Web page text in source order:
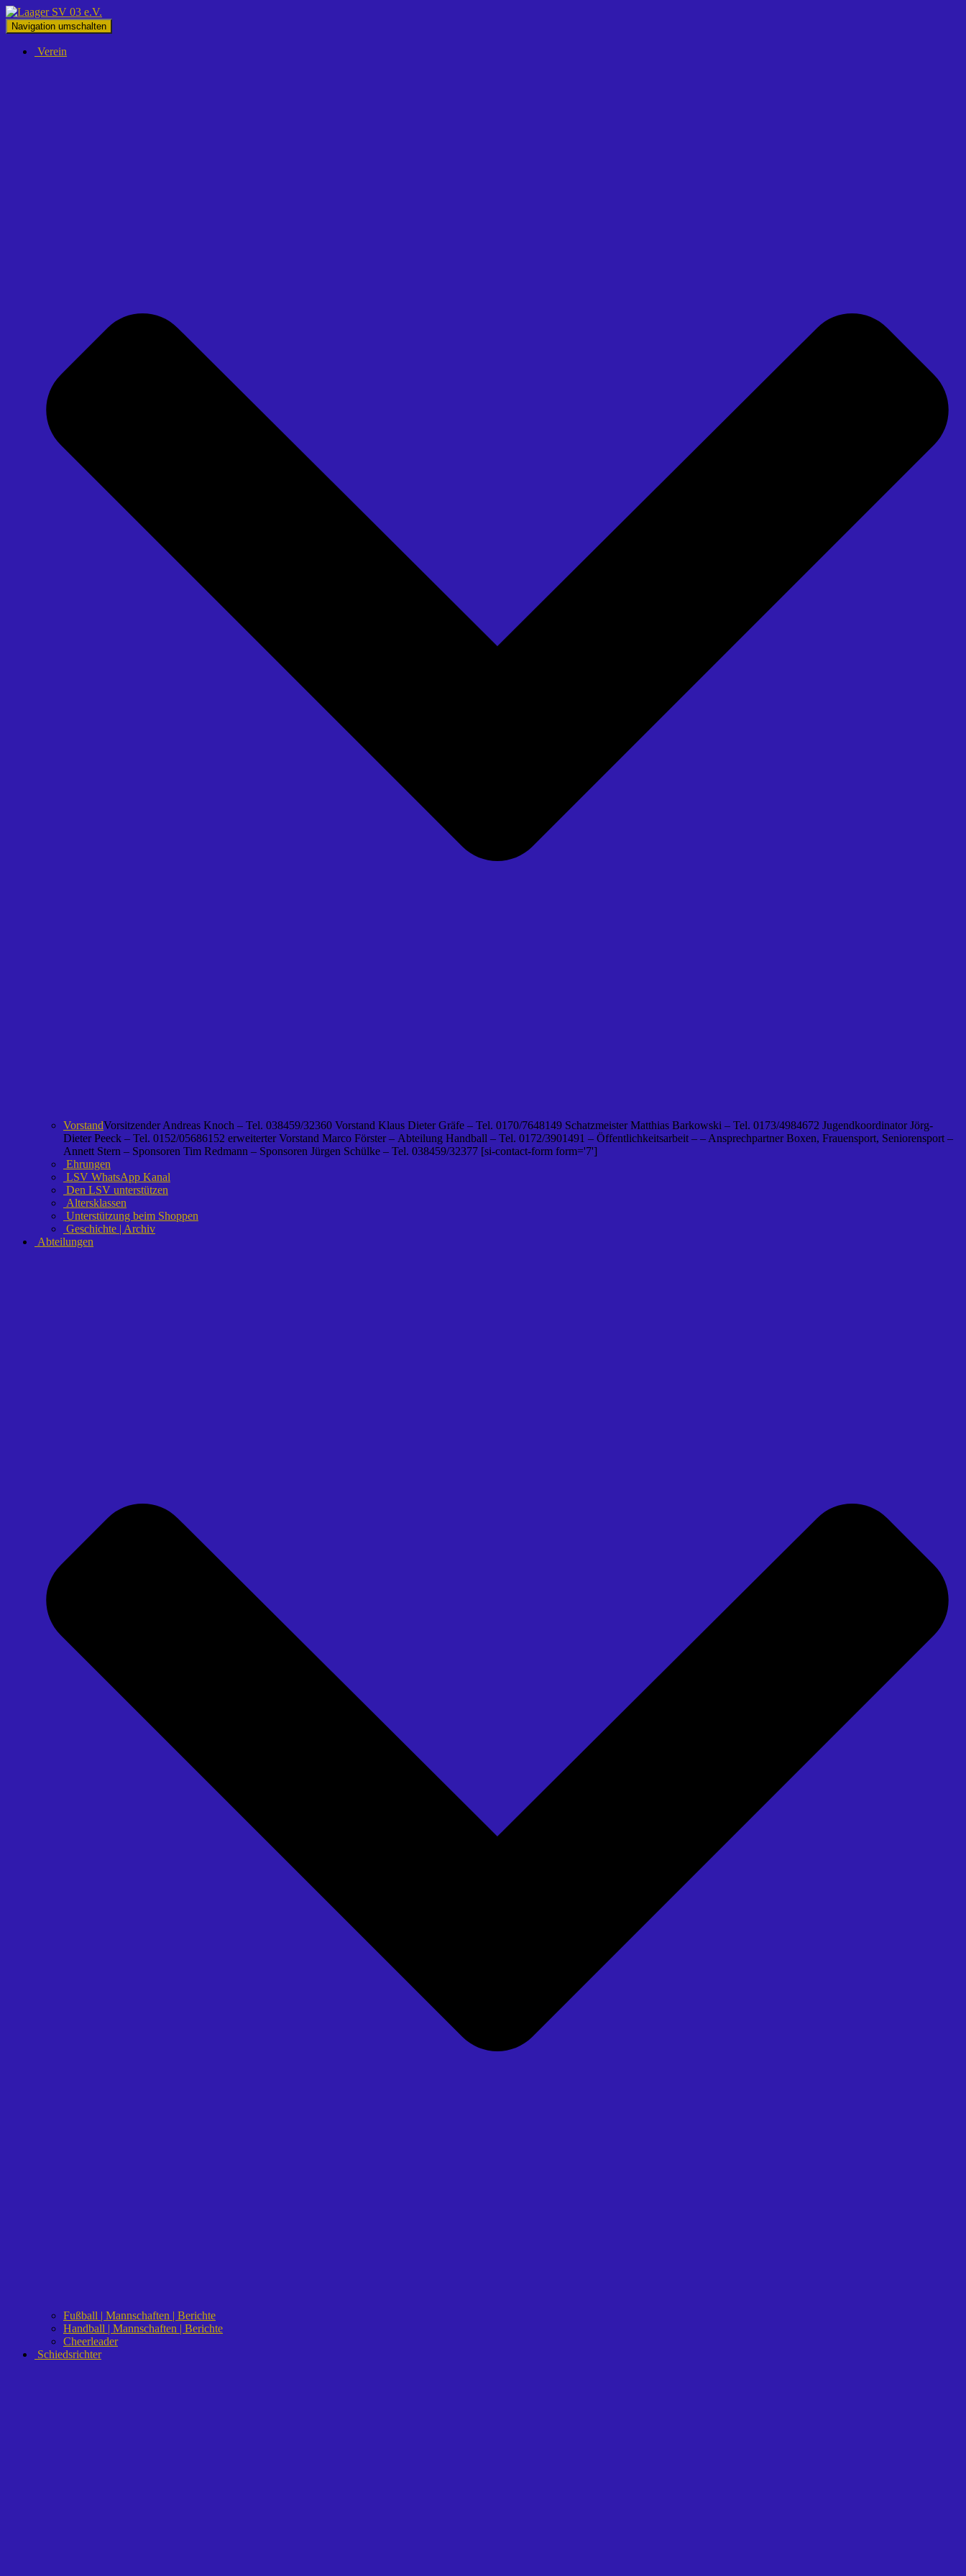
Navigation umschalten
Verein
VorstandVorsitzender Andreas Knoch – Tel. 038459/32360 Vorstand Klaus Dieter Gräfe – Tel. 0170/7648149 Schatzmeister Matthias Barkowski – Tel. 0173/4984672 Jugendkoordinator Jörg-
Dieter Peeck – Tel. 0152/05686152 erweiterter Vorstand Marco Förster – Abteilung Handball – Tel. 0172/3901491 – Öffentlichkeitsarbeit – – Ansprechpartner Boxen, Frauensport, Seniorensport –
Annett Stern – Sponsoren Tim Redmann – Sponsoren Jürgen Schülke – Tel. 038459/32377 [si-contact-form form='7']
Ehrungen
LSV WhatsApp Kanal
Den LSV unterstützen
Altersklassen
Unterstützung beim Shoppen
Geschichte | Archiv
Abteilungen
Fußball | Mannschaften | Berichte
Handball | Mannschaften | Berichte
Cheerleader
Schiedsrichter